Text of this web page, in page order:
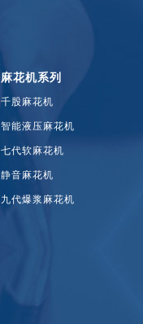
麻花机系列
千股麻花机
智能液压麻花机
七代软麻花机
静音麻花机
九代爆浆麻花机